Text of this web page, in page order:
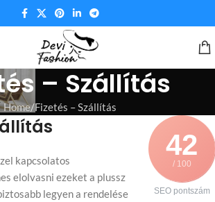
– Szállítás
Home Fizetés – Szállítás
42
/ 100
SEO pontszám
kapcsolatos
elolvasni ezeket a plussz
legyen a rendelése